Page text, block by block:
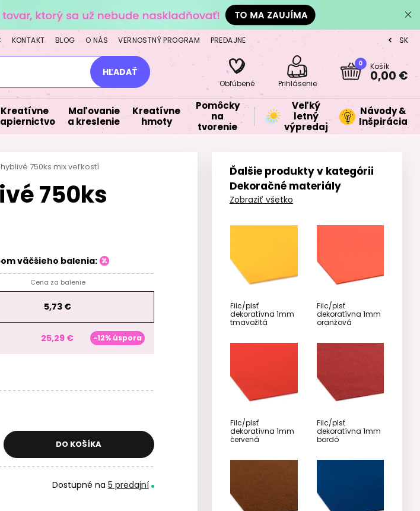
KONTAKT BLOG O NÁS VERNOSTNÝ PROGRAM PREDAJNE CZ
SK
HĽADAŤ
Obľúbené Prihlásenie
0 Košík
0,00 €
Kreatívne
Maľovanie
a kreslenie
Kreatívne
hmoty
Pomôcky
na
tvorenie
Veľký
letný
výpredaj
Návody &
Inšpirácia
750ks mix veľkostí
750ks
väčšieho balenia:
Cena za balenie
5,73 €
25,29 € -12% úspora
DO KOŠÍKA
Dostupné na 5 predajní
Ďalšie produkty v kategórii
Dekoračné materiály
Zobraziť všetko
Filc/plsť
dekoratívna 1mm
tmavožltá
Filc/plsť
dekoratívna 1mm
oranžová
Filc/plsť
dekoratívna 1mm
červená
Filc/plsť
dekoratívna 1mm
bordó